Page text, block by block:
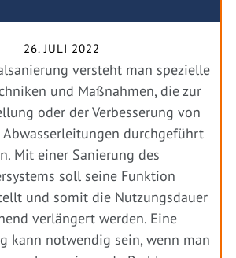
26. JULI 2022
versteht man spezielle
und Maßnahmen, die zur
oder der Verbesserung von
durchgeführt
Mit einer Sanierung des
soll seine Funktion
und somit die Nutzungsdauer
verlängert werden. Eine
kann notwendig sein, wenn man